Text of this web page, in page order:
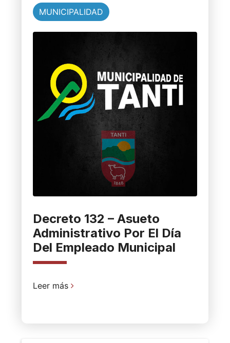
MUNICIPALIDAD
Decreto 132 – Asueto
Administrativo Por El Día
Del Empleado Municipal
Leer más